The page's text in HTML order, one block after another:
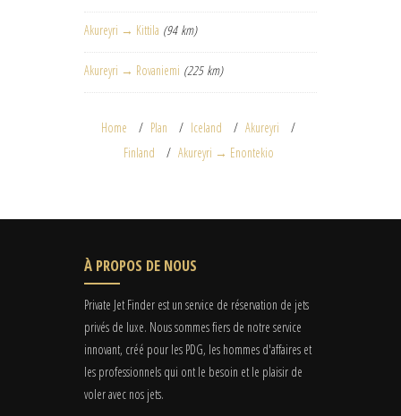
Akureyri → Kittila (94 km)
Akureyri → Rovaniemi (225 km)
Home Plan Iceland
Akureyri
Finland
Akureyri → Enontekio
À PROPOS DE NOUS
Private Jet Finder est un service de réservation de jets
privés de luxe. Nous sommes fiers de notre service
innovant, créé pour les PDG, les hommes d'affaires et
les professionnels qui ont le besoin et le plaisir de
voler avec nos jets.